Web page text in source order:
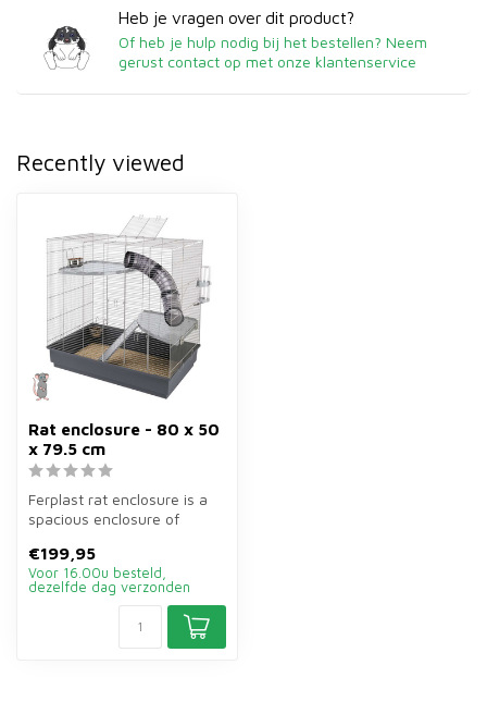
Heb je vragen over dit product?
Of heb je hulp nodig bij het bestellen? Neem
gerust contact op met onze klantenservice
Recently viewed
Rat enclosure - 80 x 50
x 79.5 cm
Ferplast rat enclosure is a
spacious enclosure of
rats...
€199,95
Voor 16.00u besteld,
dezelfde dag verzonden